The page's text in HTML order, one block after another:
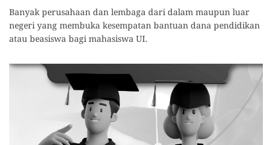
Banyak perusahaan dan lembaga dari dalam maupun luar
negeri yang membuka kesempatan bantuan dana pendidikan
atau beasiswa bagi mahasiswa UI.